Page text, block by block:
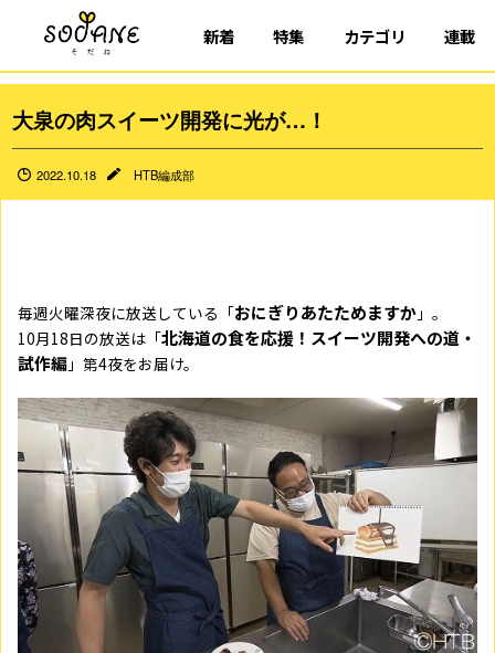
新着 特集 カテゴリ 連載
大泉の肉スイーツ開発に光が…！
2022.10.18 HTB編成部
毎週火曜深夜に放送している「おにぎりあたためますか 」。
10月18日の放送は「北海道の食を応援！スイーツ開発への道・
試作編 」第4夜をお届け。